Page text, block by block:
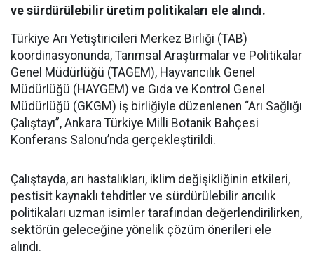
ve sürdürülebilir üretim politikaları ele alındı.
Türkiye Arı Yetiştiricileri Merkez Birliği (TAB)
koordinasyonunda, Tarımsal Araştırmalar ve Politikalar
Genel Müdürlüğü (TAGEM), Hayvancılık Genel
Müdürlüğü (HAYGEM) ve Gıda ve Kontrol Genel
Müdürlüğü (GKGM) iş birliğiyle düzenlenen “Arı Sağlığı
Çalıştayı”, Ankara Türkiye Milli Botanik Bahçesi
Konferans Salonu’nda gerçekleştirildi.
Çalıştayda, arı hastalıkları, iklim değişikliğinin etkileri,
pestisit kaynaklı tehditler ve sürdürülebilir arıcılık
politikaları uzman isimler tarafından değerlendirilirken,
sektörün geleceğine yönelik çözüm önerileri ele
alındı.